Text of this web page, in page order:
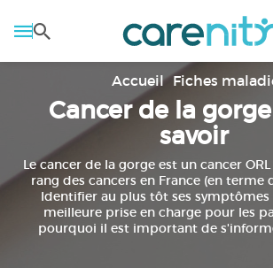
Accueil Fiches
Cancer de la
savoir
Le cancer de la gorge est un cancer
rang des cancers en France (en terme
Identifier au plus tôt ses
meilleure prise en charge pour les
pourquoi il est important de